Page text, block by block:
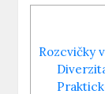
Rozcvičky